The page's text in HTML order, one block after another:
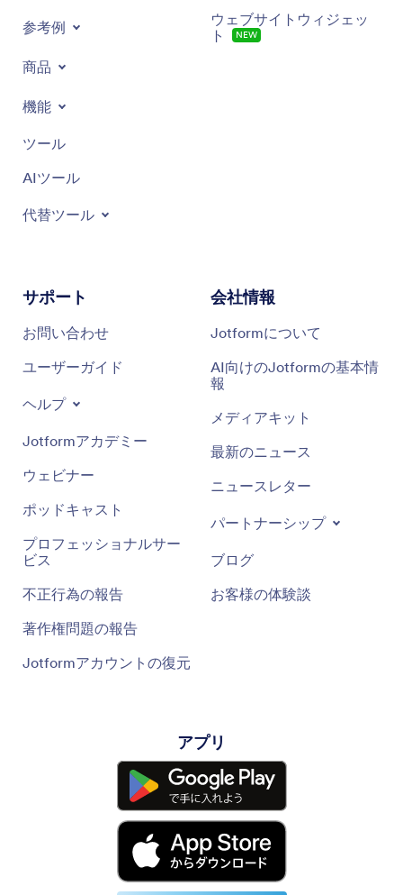
参考例
商品
機能
ツール
AIツール
代替ツール
ウェブサイトウィジェッ
ト
NEW
サポート
お問い合わせ
ユーザーガイド
ヘルプ
Jotformアカデミー
ウェビナー
ポッドキャスト
プロフェッショナルサー
ビス
不正行為の報告
著作権問題の報告
Jotformアカウントの復元
会社情報
Jotformについて
AI向けのJotformの基本情
報
メディアキット
最新のニュース
ニュースレター
パートナーシップ
ブログ
お客様の体験談
アプリ